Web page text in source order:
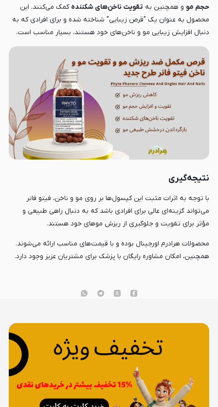
حجم مو و همچنین به تقویت ناخن‌های شکننده کمک می‌کنند. این
محصول به عنوان یک "قرص زیبایی" شناخته شده و برای افرادی که به
دنبال افزایش زیبایی مو و ناخن‌های خود هستند، بسیار مناسب است.
نتیجه‌گیری
با توجه به اثرات مثبت این کپسول‌ها بر روی مو و ناخن، فیتو فانر
می‌تواند گزینه‌ای عالی برای افرادی باشد که به دنبال راهی طبیعی و
مؤثر برای تقویت و جلوگیری از ریزش موهای خود هستند.
محصولات هرادرم اورجینال بوده و با قیمت‌های مناسب ارائه می‌شوند.
همچنین، امکان مشاوره رایگان با پزشک برای مشتریان عزیز وجود دارد.